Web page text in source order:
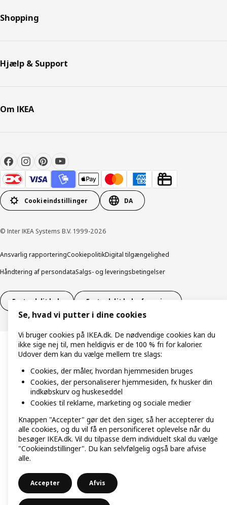
Shopping
Hjælp & Support
Om IKEA
Cookieindstillinger DA
© Inter IKEA Systems B.V. 1999-2026
Ansvarlig rapporteringCookiepolitikDigital tilgængelighed
Håndtering af persondataSalgs- og leveringsbetingelser
Fortryd dit køb Fortryd dit køb af service
Se, hvad vi putter i dine cookies
Vi bruger cookies på IKEA.dk. De nødvendige cookies kan du
ikke sige nej til, men heldigvis er de 100 % fri for kalorier.
Udover dem kan du vælge mellem tre slags:
Cookies, der måler, hvordan hjemmesiden bruges
Cookies, der personaliserer hjemmesiden, fx husker din
indkøbskurv og huskeseddel
Cookies til reklame, marketing og sociale medier
Knappen "Accepter" gør det den siger, så her accepterer du
alle cookies, og du vil få en personificeret oplevelse når du
besøger IKEA.dk. Vil du tilpasse dem individuelt skal du vælge
"Cookieindstillinger". Du kan selvfølgelig også bare afvise
alle.
Accepter Afvis